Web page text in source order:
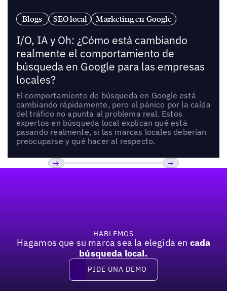
Blogs SEO local Marketing en Google
I/O, IA y Oh: ¿Cómo está cambiando
realmente el comportamiento de
búsqueda en Google para las empresas
locales?
El comportamiento de búsqueda en Google está
cambiando rápidamente, pero el pánico por la caída
del tráfico no apunta al problema real. Estos
expertos en búsqueda local explican qué está
pasando realmente, si las marcas locales deberían
preocuparse y qué hacer al respecto.
HABLEMOS
Hagamos que su marca sea la elegida en cada
búsqueda local.
Pide una demo
PIDE UNA DEMO